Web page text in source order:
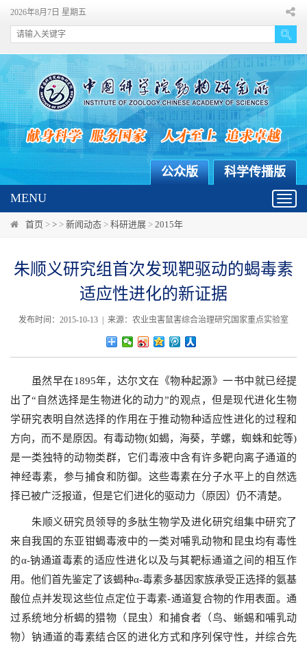
2026年8月7日 星期五
科学传播版
公众版
MENU
首页 > > > 新闻动态 > 科研进展 > 2015年
朱顺义研究组首次发现靶驱动的蝎毒素
适应性进化的新证据
发布时间：2015-10-13 | 来源：农业虫害鼠害综合治理研究国家重点实验室
虽然早在1895年，达尔文在《物种起源》一书中就已经提
出了“ 自然选择是生物进化的动力”的观点，但是现代进化生物
学研究表明自然选择的作用在于推动物种适应性进化的过程和
方向，而不是原因。有毒动物(如蝎，海葵，芋螺，蜘蛛和蛇等)
是一类独特的动物类群，它们毒液中含有许多靶向离子通道的
神经毒素，参与捕食和防御。这些毒素在分子水平上的自然选
择已被广泛报道，但是它们进化的驱动力（原因）仍不清楚。
朱顺义研究员领导的多肽生物学及进化研究组集中研究了
来自我国的东亚钳蝎毒液中的一类对哺乳动物和昆虫均有毒性
的α-钠通道毒素的适应性进化以及与其靶标通道之间的相互作
用。他们首先鉴定了该蝎种α-毒素多基因家族承受正选择的氨基
酸位点并发现这些位点定位于毒素-通道复合物的作用表面。通
过系统地分析蝎的猎物（昆虫）和捕食者（鸟、蜥蜴和哺乳动
物）钠通道的毒素结合区的进化方式和序列保守性，并综合先